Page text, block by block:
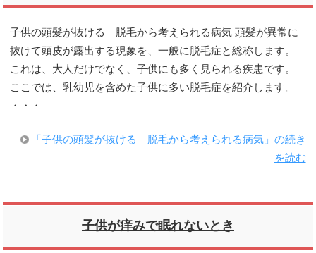
子供の頭髪が抜ける 脱毛から考えられる病気 頭髪が異常に
抜けて頭皮が露出する現象を、一般に脱毛症と総称します。
これは、大人だけでなく、子供にも多く見られる疾患です。
ここでは、乳幼児を含めた子供に多い脱毛症を紹介します。
・・・
「子供の頭髪が抜ける 脱毛から考えられる病気」の続き
を読む
子供が痒みで眠れないとき